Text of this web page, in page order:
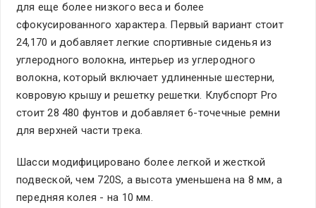
для еще более низкого веса и более
сфокусированного характера. Первый вариант стоит
24,170 и добавляет легкие спортивные сиденья из
углеродного волокна, интерьер из углеродного
волокна, который включает удлиненные шестерни,
ковровую крышу и решетку решетки. Клубспорт Pro
стоит 28 480 фунтов и добавляет 6-точечные ремни
для верхней части трека.
Шасси модифицировано более легкой и жесткой
подвеской, чем 720S, а высота уменьшена на 8 мм, а
передняя колея - на 10 мм.